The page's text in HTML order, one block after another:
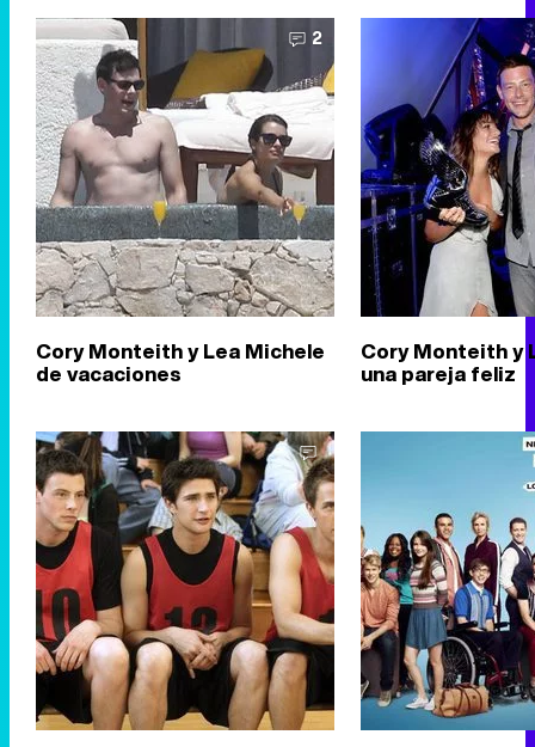
2
Cory Monteith y Lea Michele
de vacaciones
Cory Monteith y
una pareja feliz